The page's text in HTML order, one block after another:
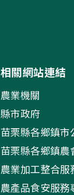
相關網站連結
農業機關
縣市政府
苗栗縣各鄉鎮市
苗栗縣各鄉鎮農
農業加工整合服
農產品食安服務